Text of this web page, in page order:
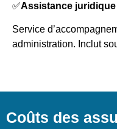
✅Assistance juridique
Service
administration. Inclut
Coûts des